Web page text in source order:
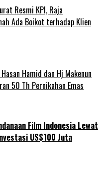
Resmi KPI, Raja
Ada Boikot terhadap Klien
Hamid dan Hj Makenun
50 Th Pernikahan Emas
Film Indonesia Lewat
US$100 Juta